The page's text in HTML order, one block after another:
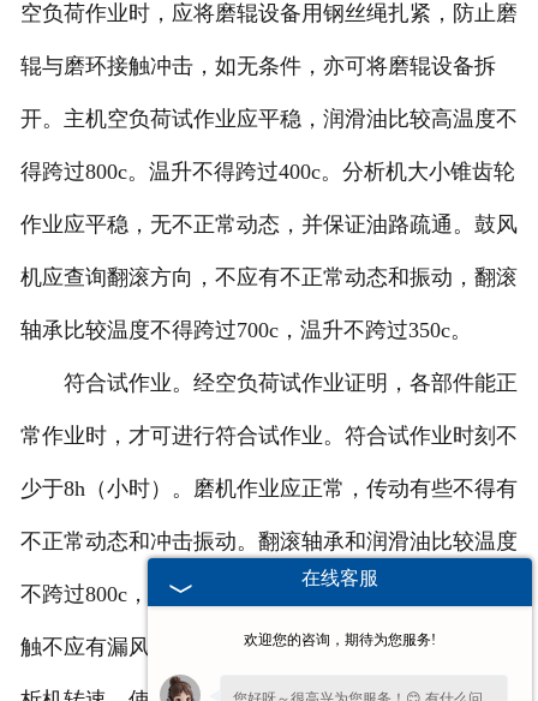
空负荷作业时，应将磨辊设备用钢丝绳扎紧，防止磨
辊与磨环接触冲击，如无条件，亦可将磨辊设备拆
开。主机空负荷试作业应平稳，润滑油比较高温度不
得跨过800c。温升不得跨过400c。分析机大小锥齿轮
作业应平稳，无不正常动态，并保证油路疏通。鼓风
机应查询翻滚方向，不应有不正常动态和振动，翻滚
轴承比较温度不得跨过700c，温升不跨过350c。
符合试作业。经空负荷试作业证明，各部件能正
常作业时，才可进行符合试作业。符合试作业时刻不
少于8h（小时）。磨机作业应正常，传动有些不得有
不正常动态和冲击振动。翻滚轴承和润滑油比较温度
不跨过800c，温升不跨过400c。管道设备中各法兰接
触不应有漏风表象。磨粉产值抵达规矩方针。调整分
在线客服
欢迎您的咨询，期待为您服务!